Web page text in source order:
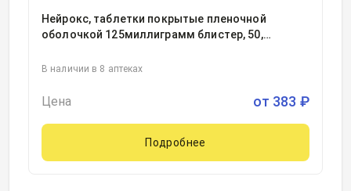
Нейрокс, таблетки покрытые пленочной
оболочкой 125миллиграмм блистер, 50,
В наличии в 8 аптеках
Цена от 383 ₽
Подробнее